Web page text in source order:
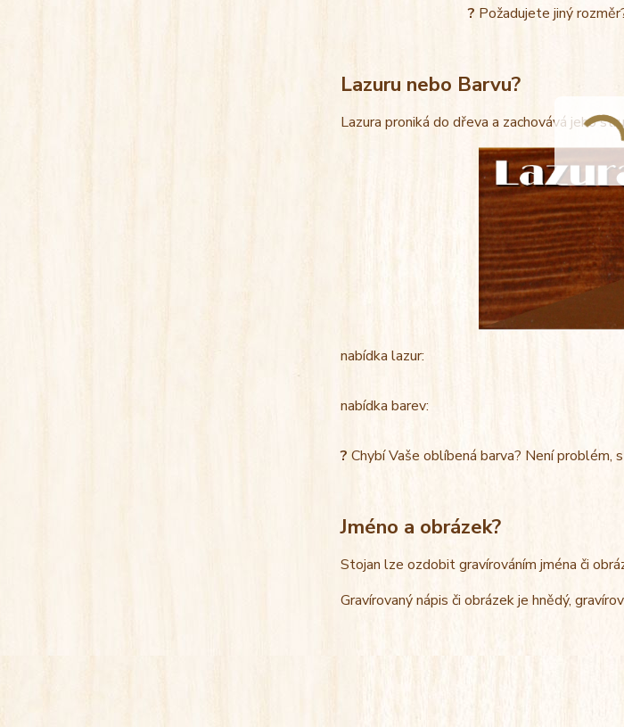
? Požadujete jiný
Lazuru nebo Barvu?
Lazura proniká do dřeva a zachovává jeho
nabídka lazur:
nabídka barev:
? Chybí Vaše oblíbená barva? Není
Jméno a obrázek?
Stojan lze ozdobit gravírováním jména či
Gravírovaný nápis či obrázek je hnědý,